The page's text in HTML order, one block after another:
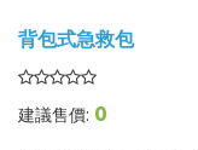
背包式急救包
建議售價: 0